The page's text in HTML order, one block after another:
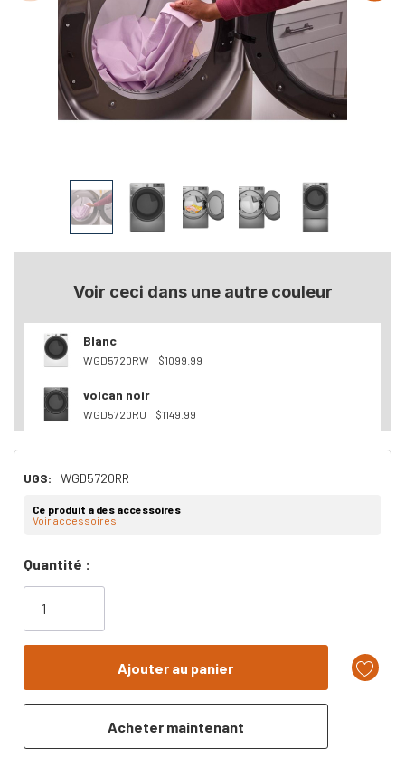
Voir ceci dans une autre couleur
Blanc
WGD5720RW $1099.99
volcan noir
WGD5720RU $1149.99
UGS: WGD5720RR
Ce produit a des accessoires
Voir accessoires
Dépêchez-
vous!
plus
Quantité :